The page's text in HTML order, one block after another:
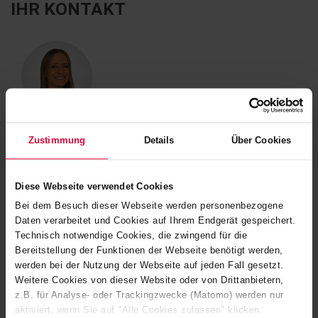
Zustimmung Details Über Cookies
Diese Webseite verwendet Cookies
Bei dem Besuch dieser Webseite werden personenbezogene
Daten verarbeitet und Cookies auf Ihrem Endgerät gespeichert.
Technisch notwendige Cookies, die zwingend für die
Bereitstellung der Funktionen der Webseite benötigt werden,
werden bei der Nutzung der Webseite auf jeden Fall gesetzt.
Weitere Cookies von dieser Website oder von Drittanbietern,
z.B. für Analyse- oder Trackingzwecke (Matomo) werden nur
aktiviert, wenn Sie auf "Alle Cookies zulassen" klicken.
IHR KONTAKT
Jennifer Satzinger
+49 2623 600-229
jennifer.satzinger@steuler.de